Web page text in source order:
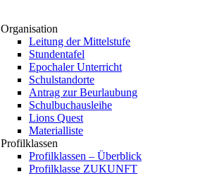
Organisation
Leitung der Mittelstufe
Stundentafel
Epochaler Unterricht
Schulstandorte
Antrag zur Beurlaubung
Schulbuchausleihe
Lions Quest
Materialliste
Profilklassen
Profilklassen – Überblick
Profilklasse ZUKUNFT